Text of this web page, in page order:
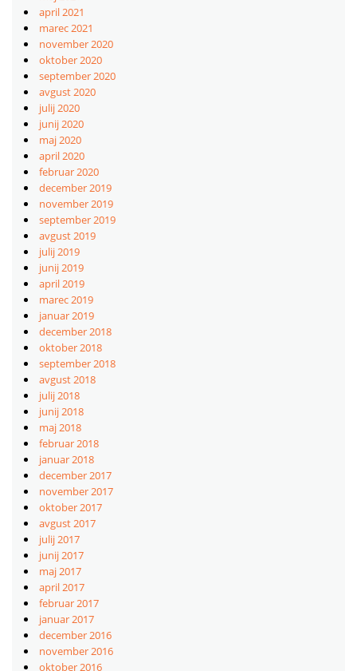
april 2021
marec 2021
november 2020
oktober 2020
september 2020
avgust 2020
julij 2020
junij 2020
maj 2020
april 2020
februar 2020
december 2019
november 2019
september 2019
avgust 2019
julij 2019
junij 2019
april 2019
marec 2019
januar 2019
december 2018
oktober 2018
september 2018
avgust 2018
julij 2018
junij 2018
maj 2018
februar 2018
januar 2018
december 2017
november 2017
oktober 2017
avgust 2017
julij 2017
junij 2017
maj 2017
april 2017
februar 2017
januar 2017
december 2016
november 2016
oktober 2016